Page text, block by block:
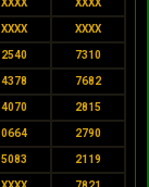
XXXX XXXX
2540 7310
4378 7682
4070 2815
0664 2790
5083 2119